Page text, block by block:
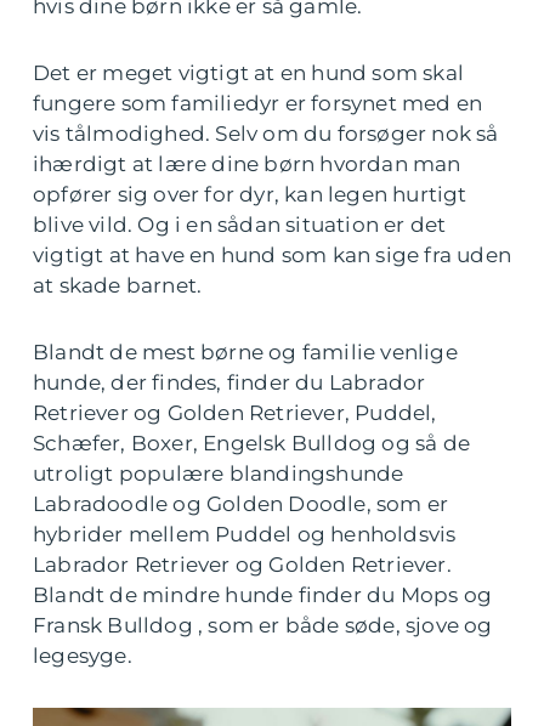
hvis dine børn ikke er så gamle.
Det er meget vigtigt at en hund som skal
fungere som familiedyr er forsynet med en
vis tålmodighed. Selv om du forsøger nok så
ihærdigt at lære dine børn hvordan man
opfører sig over for dyr, kan legen hurtigt
blive vild. Og i en sådan situation er det
vigtigt at have en hund som kan sige fra uden
at skade barnet.
Blandt de mest børne og familie venlige
hunde, der findes, finder du Labrador
Retriever og Golden Retriever, Puddel,
Schæfer, Boxer, Engelsk Bulldog og så de
utroligt populære blandingshunde
Labradoodle og Golden Doodle, som er
hybrider mellem Puddel og henholdsvis
Labrador Retriever og Golden Retriever.
Blandt de mindre hunde finder du Mops og
Fransk Bulldog , som er både søde, sjove og
legesyge.